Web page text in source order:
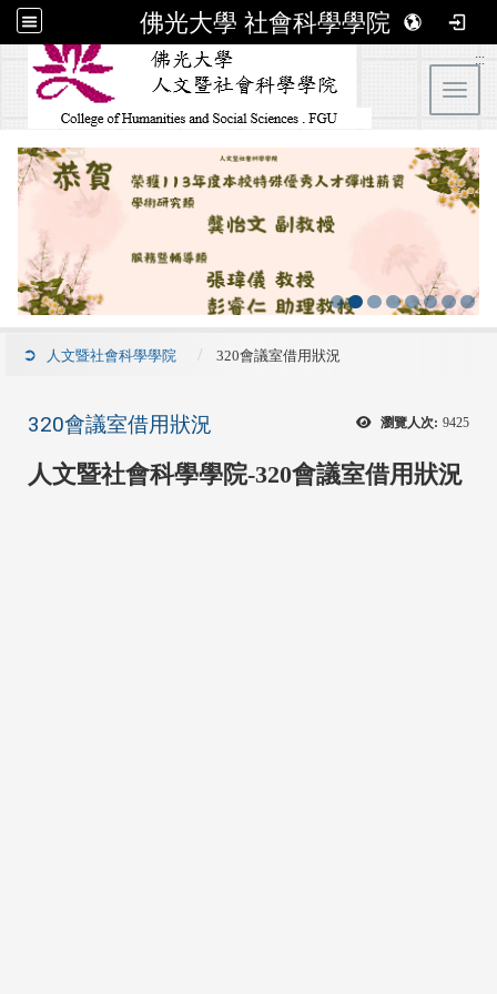
佛光大學 社會科學學院
:::
人文暨社會科學學院 320會議室借用狀況
瀏覽人次: 9425
320會議室借用狀況
人文暨社會科學學院-320會議室借用狀況